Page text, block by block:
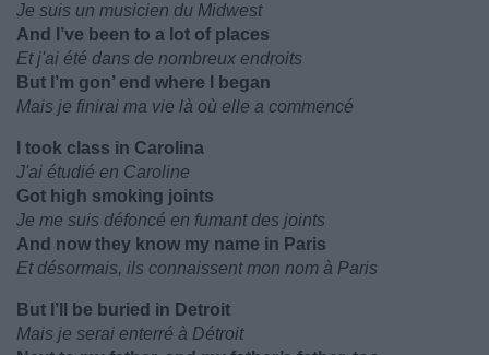
Je suis un musicien du Midwest
And I’ve been to a lot of places
Et j'ai été dans de nombreux endroits
But I’m gon’ end where I began
Mais je finirai ma vie là où elle a commencé
I took class in Carolina
J'ai étudié en Caroline
Got high smoking joints
Je me suis défoncé en fumant des joints
And now they know my name in Paris
Et désormais, ils connaissent mon nom à Paris
But I’ll be buried in Detroit
Mais je serai enterré à Détroit